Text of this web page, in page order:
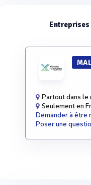
Partout dans le
Seulement en
Demander à être
Poser une